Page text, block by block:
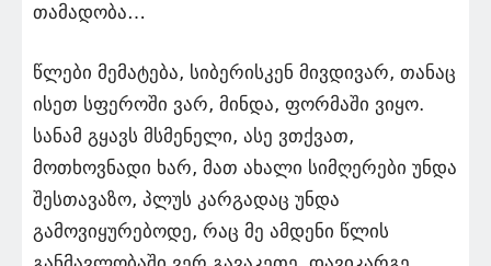
თამადობა…
წლები მემატება, სიბერისკენ მივდივარ, თანაც
ისეთ სფეროში ვარ, მინდა, ფორმაში ვიყო.
სანამ გყავს მსმენელი, ასე ვთქვათ,
მოთხოვნადი ხარ, მათ ახალი სიმღერები უნდა
შესთავაზო, პლუს კარგადაც უნდა
გამოვიყურებოდე, რაც მე ამდენი წლის